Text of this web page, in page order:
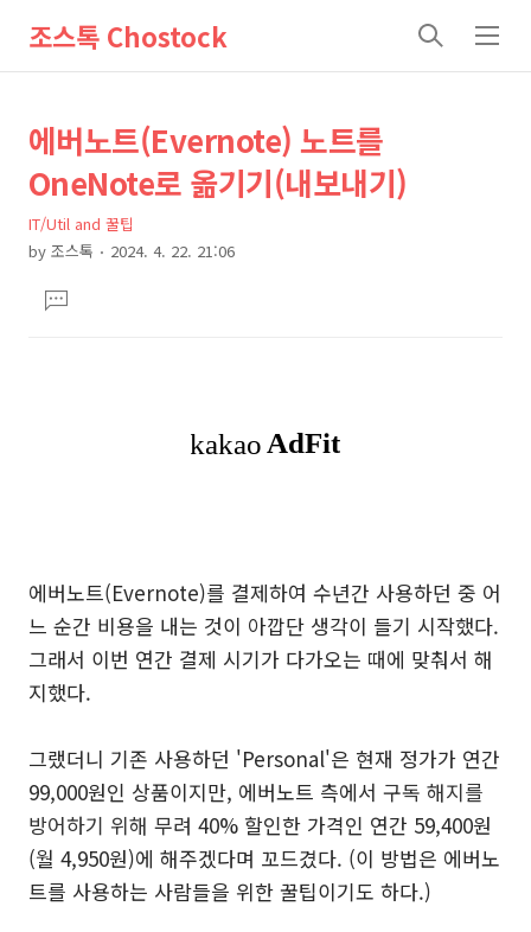
조스톡 Chostock
검
메
상
세
컨
텐
츠
본
문
제
목
에버노트(Evernote) 노트를
OneNote로 옮기기(내보내기)
IT/Util and 꿀팁
by 조스톡 2024. 4. 22. 21:06
문댓
글
에버노트(Evernote)를 결제하여 수년간 사용하던 중 어
느 순간 비용을 내는 것이 아깝단 생각이 들기 시작했다.
그래서 이번 연간 결제 시기가 다가오는 때에 맞춰서 해
지했다.
그랬더니 기존 사용하던 'Personal'은 현재 정가가 연간
99,000원인 상품이지만, 에버노트 측에서 구독 해지를
방어하기 위해 무려 40% 할인한 가격인 연간 59,400원
(월 4,950원)에 해주겠다며 꼬드겼다. (이 방법은 에버노
트를 사용하는 사람들을 위한 꿀팁이기도 하다.)